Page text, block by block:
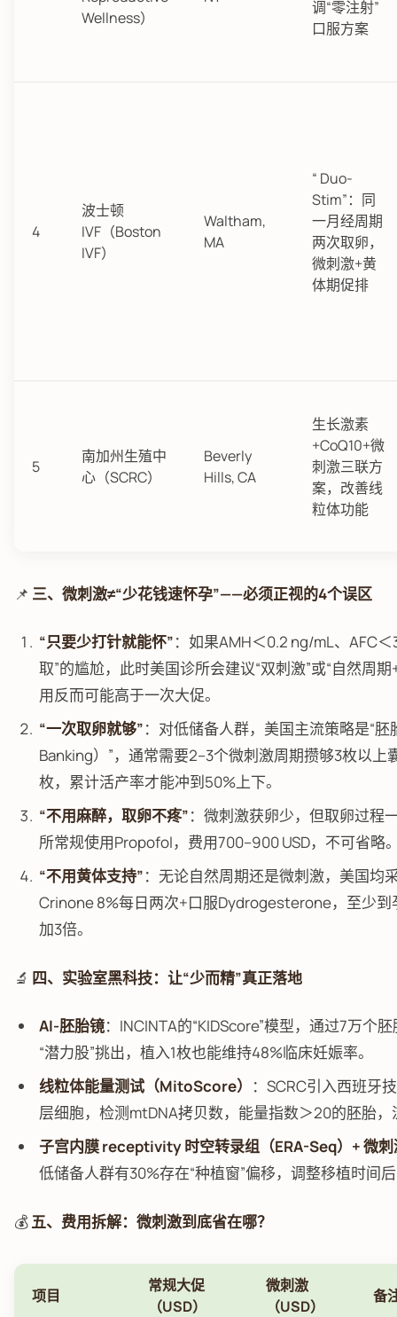
Wellness）
调“零注射”
口服方案
4
波士顿
IVF（Boston
IVF）
Waltham,
MA
“ Duo-
Stim”：同
一月经周期
两次取卵，
微刺激+黄
体期促排
5
南加州生殖中
心（SCRC）
Beverly
Hills, CA
生长激素
+CoQ10+微
刺激三联方
案，改善线
粒体功能
📌 三、微刺激≠“少花钱速怀孕”——必须正视的4个误区
“只要少打针就能怀”：如果AMH＜0.2 ng/mL、AFC
取”的尴尬，此时美国诊所会建议“双刺激”或“自然周
用反而可能高于一次大促。
“一次取卵就够”：对低储备人群，美国主流策略是“
Banking）”，通常需要2–3个微刺激周期攒够3枚以上
枚，累计活产率才能冲到50%上下。
“不用麻醉，取卵不疼”：微刺激获卵少，但取卵过程
所常规使用Propofol，费用700–900 USD，不可省略
“不用黄体支持”：无论自然周期还是微刺激，美国均
Crinone 8%每日两次+口服Dydrogesterone，至少
加3倍。
🔬 四、实验室黑科技：让“少而精”真正落地
AI-胚胎镜：INCINTA的“KIDScore”模型，通过7万个
“潜力股”挑出，植入1枚也能维持48%临床妊娠率。
线粒体能量测试（MitoScore）
：SCRC引入西班牙
层细胞，检测mtDNA拷贝数，能量指数＞20的胚胎，
子宫内膜 receptivity 时空转录组（ERA-Seq）+ 微刺
低储备人群有30%存在“种植窗”偏移，调整移植时间
💰五、费用拆解：微刺激到底省在哪？
项目
常规大促
（USD）
微刺激
（USD）
备